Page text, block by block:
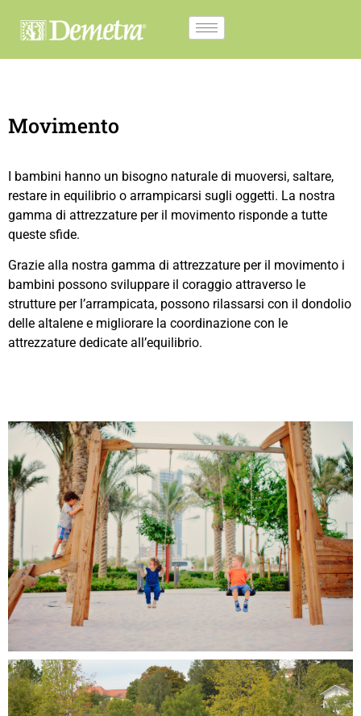
Movimento
I bambini hanno un bisogno naturale di muoversi, saltare,
restare in equilibrio o arrampicarsi sugli oggetti. La nostra
gamma di attrezzature per il movimento risponde a tutte
queste sfide.
Grazie alla nostra gamma di attrezzature per il movimento i
bambini possono sviluppare il coraggio attraverso le
strutture per l’arrampicata, possono rilassarsi con il dondolio
delle altalene e migliorare la coordinazione con le
attrezzature dedicate all’equilibrio.